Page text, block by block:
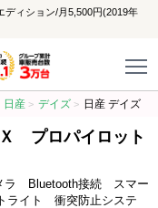
ィション/月5,500円(2019年
日産 デイズ 日産 デイズ
プロパイロット
Bluetooth接続 スマー
イト 衝突防止システ